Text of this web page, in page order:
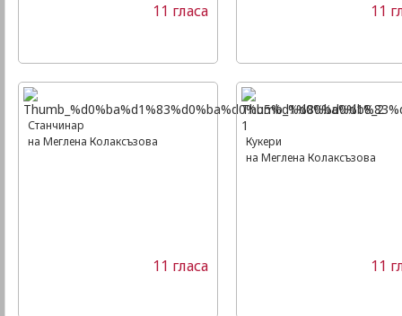
11 гласа 11
Станчинар
на Меглена Колаксъзова
11 гласа
Кукери
на Меглена Колаксъзова
11